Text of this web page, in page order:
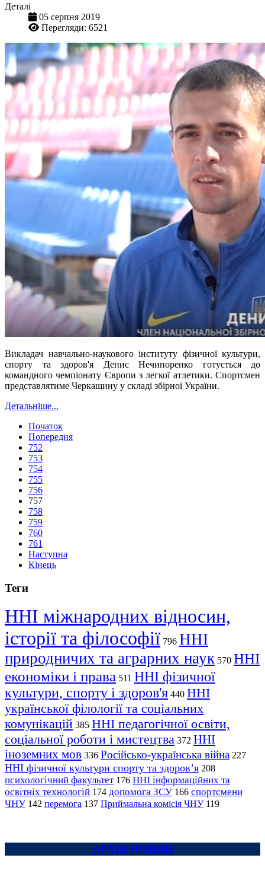
Деталі
05 серпня 2019
Перегляди: 6521
Викладач навчально-наукового інституту фізичної культури,
спорту та здоров'я Денис Нечипоренко готується до
командного чемпіонату Європи з легкої атлетики. Спортсмен
представлятиме Черкащину у складі збірної України.
Детальніше...
Початок
Попередня
752
753
754
755
756
757
758
759
760
761
Наступна
Кінець
Теги
ННІ міжнародних відносин,
історії та філософії 796 ННІ
природничих та аграрних наук 570 ННІ
економіки і права 511 ННІ фізичної
культури, спорту і здоров'я 440 ННІ
української філології та соціальних
комунікацій 385 ННІ педагогічної освіти,
соціальної роботи і мистецтва 372 ННІ
іноземних мов 336 Російсько-українська війна 227
ННІ фізичної культури спорту та здоров’я 208
психологічний факультет 176 ННІ інформаційних та
освітніх технологій 174 допомога ЗСУ 166 спортсмени
ЧНУ 142 перемога 137 Приймальна комісія ЧНУ 119
АРХІВ НОВИН